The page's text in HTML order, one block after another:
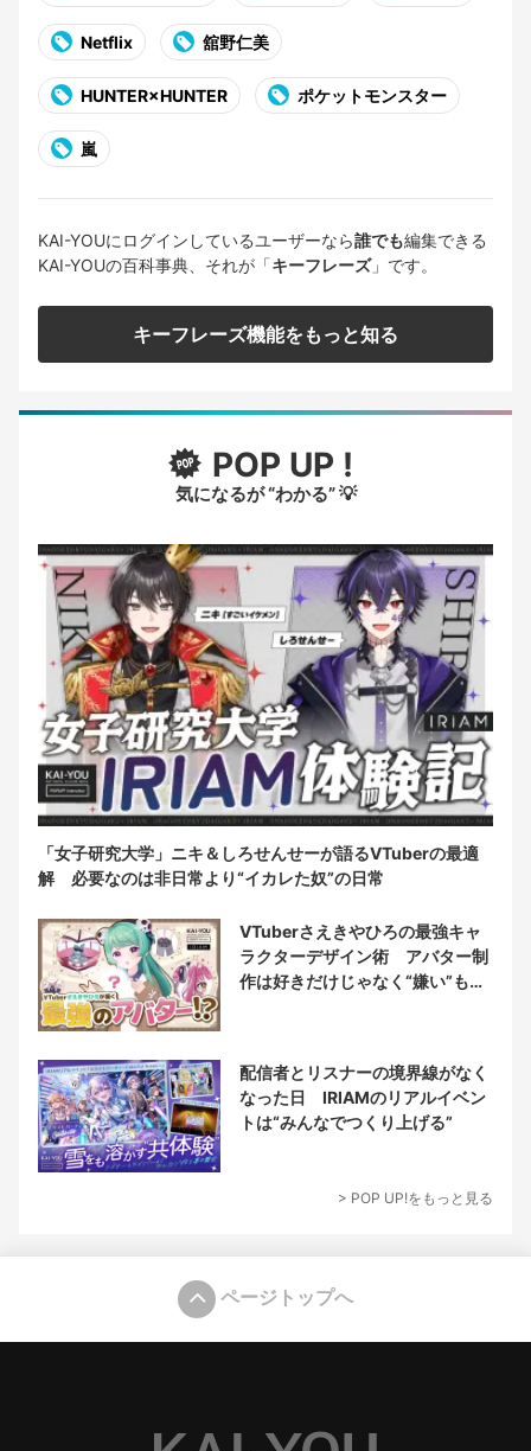
Netflix 舘野仁美
HUNTER×HUNTER ポケットモンスター
嵐
KAI-YOUにログインしているユーザーなら誰でも編集できる
KAI-YOUの百科事典、それが「キーフレーズ」です。
キーフレーズ機能をもっと知る
POP UP !
気になるが “わかる” 💡
「女子研究大学」ニキ＆しろせんせーが語るVTuberの最適
解 必要なのは非日常より“イカレた奴”の日常
VTuberさえきやひろの最強キャ
ラクターデザイン術 アバター制
作は好きだけじゃなく“嫌い”もブ
配信者とリスナーの境界線がなく
なった日 IRIAMのリアルイベン
トは“みんなでつくり上げる”
> POP UP!をもっと見る
ページトップへ